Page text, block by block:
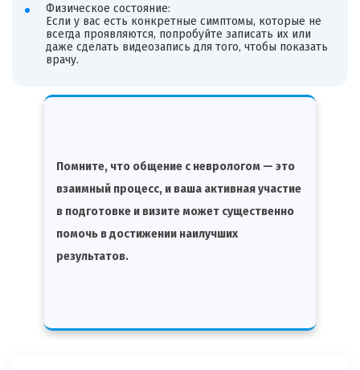
Физическое состояние:
Если у вас есть конкретные симптомы, которые не
всегда проявляются, попробуйте записать их или
даже сделать видеозапись для того, чтобы показать
врачу.
Помните, что общение с неврологом — это
взаимный процесс, и ваша активная участие
в подготовке и визите может существенно
помочь в достижении наилучших
результатов.